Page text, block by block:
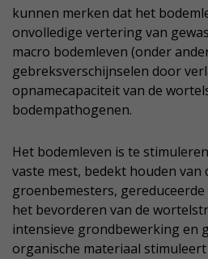
kunnen merken dat het
onvolledige vertering van
macro bodemleven (onder
gebreksverschijnselen door
opnamecapaciteit van de
bodempathogenen.
Het bodemleven is te
vaste mest, bedekt houden van
groenbemesters,
het bevorderen van de
intensieve grondbewerking en
organische materiaal